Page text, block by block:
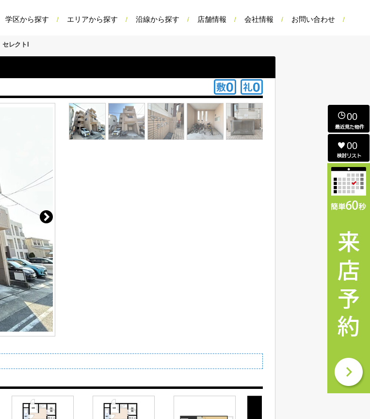
学区から探す エリアから探す 沿線から探す 店舗情報 会社情報 お問い合わせ
セレクトI
00
00